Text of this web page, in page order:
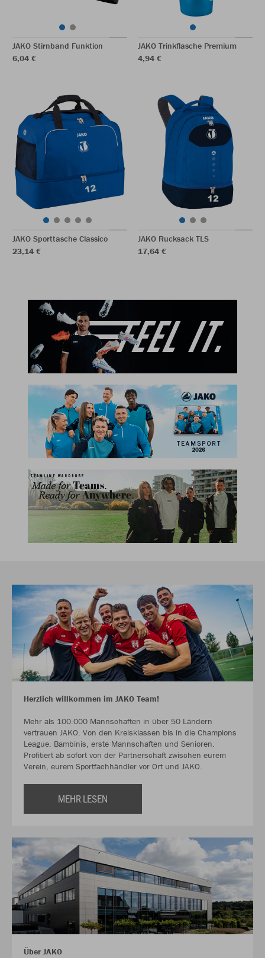
JAKO Stirnband Funktion
6,04 €
JAKO Trinkflasche Premium
4,94 €
JAKO Sporttasche Classico
23,14 €
JAKO Rucksack TLS
17,64 €
Herzlich willkommen im JAKO Team!
Mehr als 100.000 Mannschaften in über 50 Ländern
vertrauen JAKO. Von den Kreisklassen bis in die Champions
League. Bambinis, erste Mannschaften und Senioren.
Profitiert ab sofort von der Partnerschaft zwischen eurem
Verein, eurem Sportfachhändler vor Ort und JAKO.
MEHR LESEN
Über JAKO